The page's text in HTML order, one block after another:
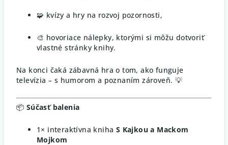
🧩 kvízy a hry na rozvoj pozornosti,
🎨 hovoriace nálepky, ktorými si môžu dotvoriť
vlastné stránky knihy.
Na konci čaká zábavná hra o tom, ako funguje
televízia – s humorom a poznaním zároveň. 💡
📦 Súčasť balenia
1× interaktívna kniha S Kajkou a Mackom
Mojkom